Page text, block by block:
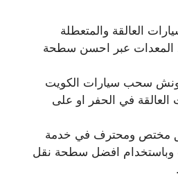
العالقة والمتعطلة
المعدات عبر احسن سطحة
سحب سيارات الكويت
في الحفر او على
مختص ومحترف في خدمة
افضل سطحة نقل